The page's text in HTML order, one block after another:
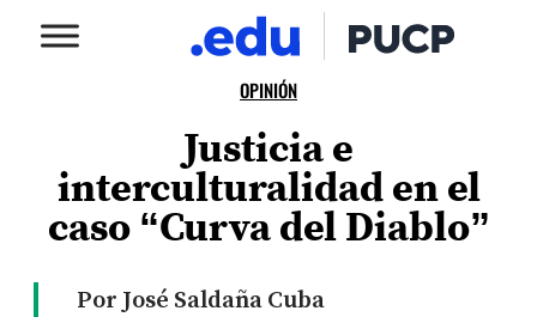
OPINIÓN
Justicia e
interculturalidad en el
caso “Curva del Diablo”
Por José Saldaña Cuba